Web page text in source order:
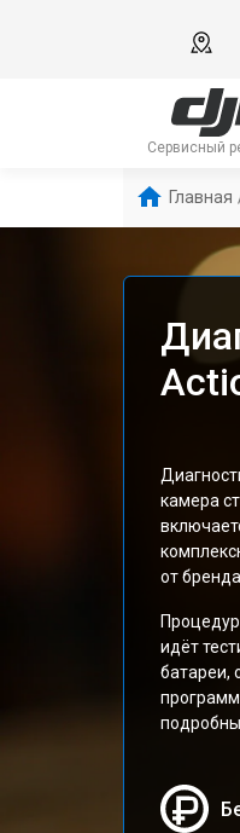
Сервисный
Главная
камера
от бренда
идёт
батареи,